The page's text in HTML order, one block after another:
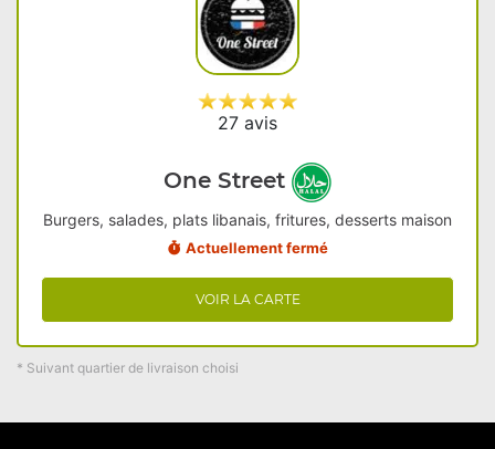
27 avis
One Street
Burgers, salades, plats libanais, fritures, desserts maison
Actuellement fermé
VOIR LA CARTE
* Suivant quartier de livraison choisi